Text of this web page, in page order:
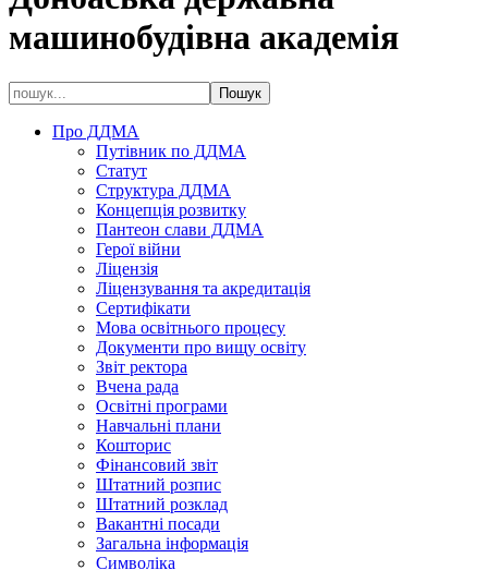
машинобудівна академія
Про ДДМА
Путівник по ДДМА
Статут
Структура ДДМА
Концепція розвитку
Пантеон слави ДДМА
Герої війни
Ліцензія
Ліцензування та акредитація
Сертифікати
Мова освітнього процесу
Документи про вищу освіту
Звіт ректора
Вчена рада
Освітні програми
Навчальні плани
Кошторис
Фінансовий звіт
Штатний розпис
Штатний розклад
Вакантні посади
Загальна інформація
Символіка